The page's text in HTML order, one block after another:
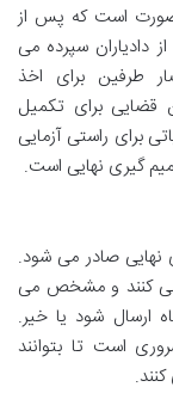
صورت است که پس از
سپرده می
طرفین برای اخذ
قضایی برای تکمیل
برای راستی آزمایی
گیری نهایی است.
نهایی صادر می شود.
می کنند و مشخص می
ارسال شود یا خیر.
است تا بتوانند